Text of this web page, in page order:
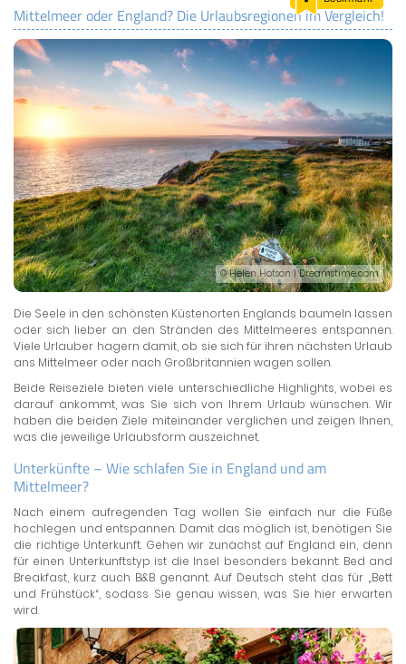
LAND & LEUTE
LERNCENTER
ENGLISCH
ENGLAND ZUHAUSE
BRITISH SHOP
Mittelmeer oder England? Die Urlaubsregionen im Vergleich!
© Helen Hotson | Dreamstime.com
Die Seele in den schönsten Küstenorten Englands baumeln lassen
oder sich lieber an den Stränden des Mittelmeeres entspannen.
Viele Urlauber hagern damit, ob sie sich für ihren nächsten Urlaub
ans Mittelmeer oder nach Großbritannien wagen sollen.
Beide Reiseziele bieten viele unterschiedliche Highlights, wobei es
darauf ankommt, was Sie sich von Ihrem Urlaub wünschen. Wir
haben die beiden Ziele miteinander verglichen und zeigen Ihnen,
was die jeweilige Urlaubsform auszeichnet.
Unterkünfte – Wie schlafen Sie in England und am
Mittelmeer?
Nach einem aufregenden Tag wollen Sie einfach nur die Füße
hochlegen und entspannen. Damit das möglich ist, benötigen Sie
die richtige Unterkunft. Gehen wir zunächst auf England ein, denn
für einen Unterkunftstyp ist die Insel besonders bekannt: Bed and
Breakfast, kurz auch B&B genannt. Auf Deutsch steht das für „Bett
und Frühstück“, sodass Sie genau wissen, was Sie hier erwarten
wird.